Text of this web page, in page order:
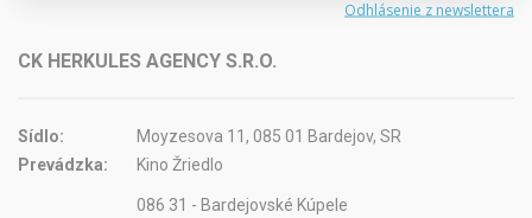
Odhlásenie z newslettera
CK HERKULES AGENCY S.R.O.
Sídlo:
Moyzesova 11, 085 01 Bardejov, SR
Prevádzka:
Kino Žriedlo
086 31 - Bardejovské Kúpele